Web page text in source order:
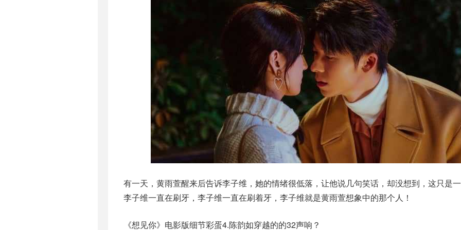
有一天，黄雨萱醒来后告诉李子维，她的情绪很低落，让他说几句笑话，却没想到，这只是
李子维一直在刷牙，李子维一直在刷着牙，李子维就是黄雨萱想象中的那个人！
《想见你》电影版细节彩蛋4.陈韵如穿越的的32声响？